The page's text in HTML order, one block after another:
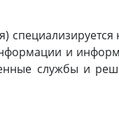
и
службы и